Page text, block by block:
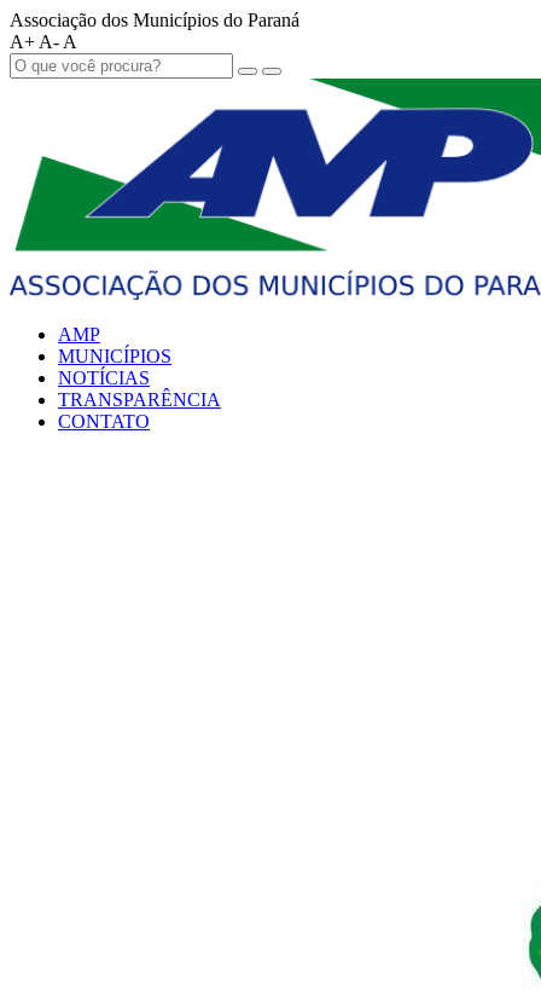
Associação dos Municípios do Paraná
A+ A- A
AMP
MUNICÍPIOS
NOTÍCIAS
TRANSPARÊNCIA
CONTATO